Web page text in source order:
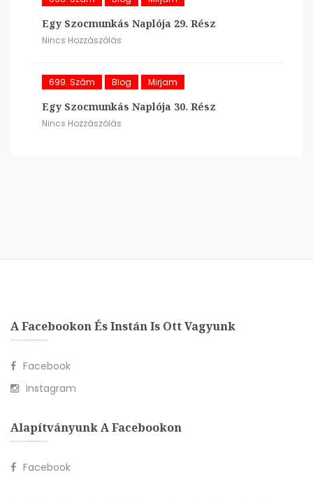
Egy Szocmunkás Naplója 29. Rész
Nincs Hozzászólás
699. Szám Blog Mirjam
Egy Szocmunkás Naplója 30. Rész
Nincs Hozzászólás
A Facebookon És Instán Is Ott Vagyunk
Facebook
Instagram
Alapítványunk A Facebookon
Facebook